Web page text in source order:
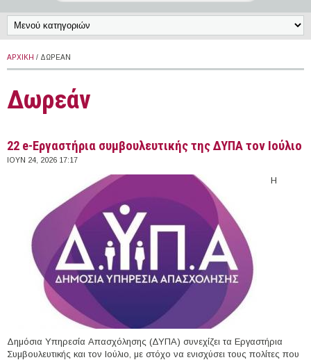
ΑΡΧΙΚΉ / ΔΩΡΕΆΝ
Δωρεάν
22 e-Εργαστήρια συμβουλευτικής της ΔΥΠΑ τον Ιούλιο
ΙΟΥΝ 24, 2026 17:17
Η
Δημόσια Υπηρεσία Απασχόλησης (ΔΥΠΑ) συνεχίζει τα Εργαστήρια
Συμβουλευτικής και τον Ιούλιο, με στόχο να ενισχύσει τους πολίτες που